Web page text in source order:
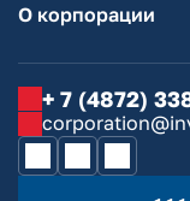
О корпорации
+ 7 (4872)